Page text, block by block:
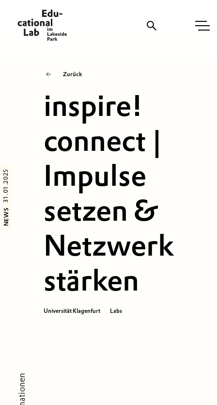
Suche
NEWS
31.01.2025
Zurück
inspire!
connect |
Impulse
setzen &
Netzwerk
stärken
Universität Klagenfurt Labs